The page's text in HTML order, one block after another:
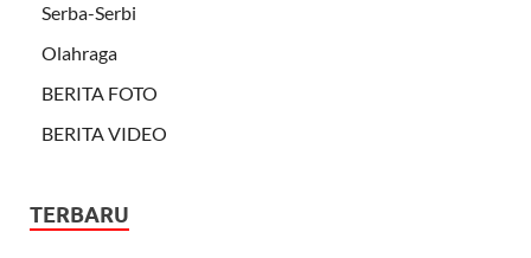
Serba-Serbi
Olahraga
BERITA FOTO
BERITA VIDEO
TERBARU